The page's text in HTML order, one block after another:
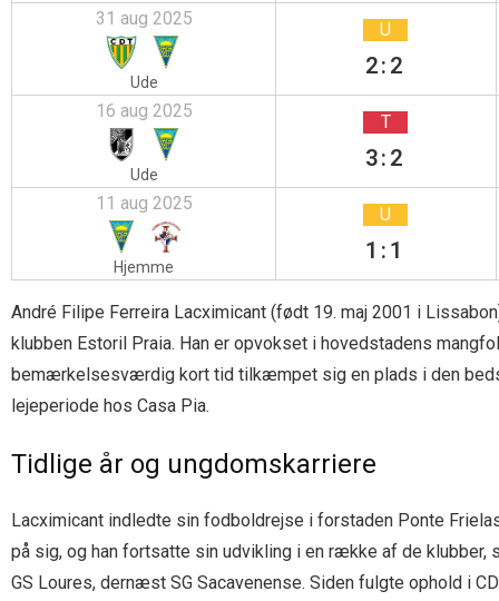
31 aug 2025
Ude
U
2:2
16 aug 2025
Ude
T
3:2
11 aug 2025
Hjemme
U
1:1
André Filipe Ferreira Lacximicant (født 19. maj 2001 i
klubben Estoril Praia. Han er opvokset i hovedstadens
bemærkelsesværdig kort tid tilkæmpet sig en plads i den
lejeperiode hos Casa Pia.
Tidlige år og ungdomskarriere
Lacximicant indledte sin fodboldrejse i forstaden Ponte
på sig, og han fortsatte sin udvikling i en række af de
GS Loures, dernæst SG Sacavenense. Siden fulgte ophold i